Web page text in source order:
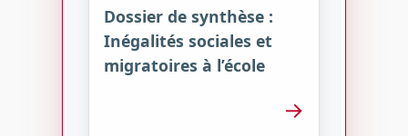
Dossier de synthèse :
Inégalités sociales et
migratoires à l’école
→